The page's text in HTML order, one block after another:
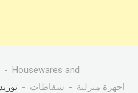
Housewares and
اجهزة منزلية شفاطات